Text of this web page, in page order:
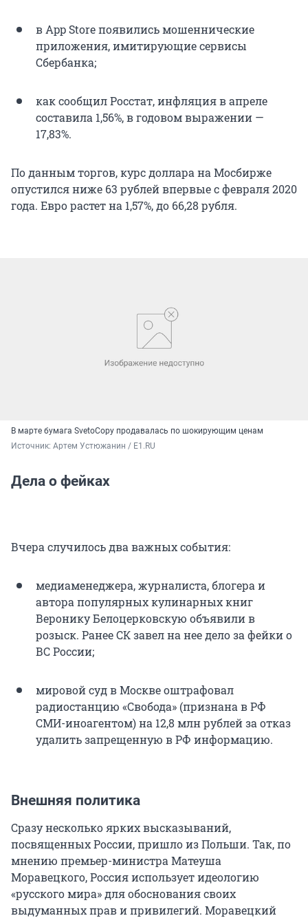
в App Store появились мошеннические
приложения, имитирующие сервисы
Сбербанка;
как сообщил Росстат, инфляция в апреле
составила 1,56%, в годовом выражении —
17,83%.
По данным торгов, курс доллара на Мосбирже
опустился ниже 63 рублей впервые с февраля 2020
года. Евро растет на 1,57%, до 66,28 рубля.
В марте бумага SvetoCopy продавалась по шокирующим ценам
Источник: Артем Устюжанин / E1.RU
Дела о фейках
Вчера случилось два важных события:
медиаменеджера, журналиста, блогера и
автора популярных кулинарных книг
Веронику Белоцерковскую объявили в
розыск. Ранее СК завел на нее дело за фейки о
ВС России;
мировой суд в Москве оштрафовал
радиостанцию «Свобода» (признана в РФ
СМИ-иноагентом) на 12,8 млн рублей за отказ
удалить запрещенную в РФ информацию.
Внешняя политика
Сразу несколько ярких высказываний,
посвященных России, пришло из Польши. Так, по
мнению премьер-министра Матеуша
Моравецкого, Россия использует идеологию
«русского мира» для обоснования своих
выдуманных прав и привилегий. Моравецкий